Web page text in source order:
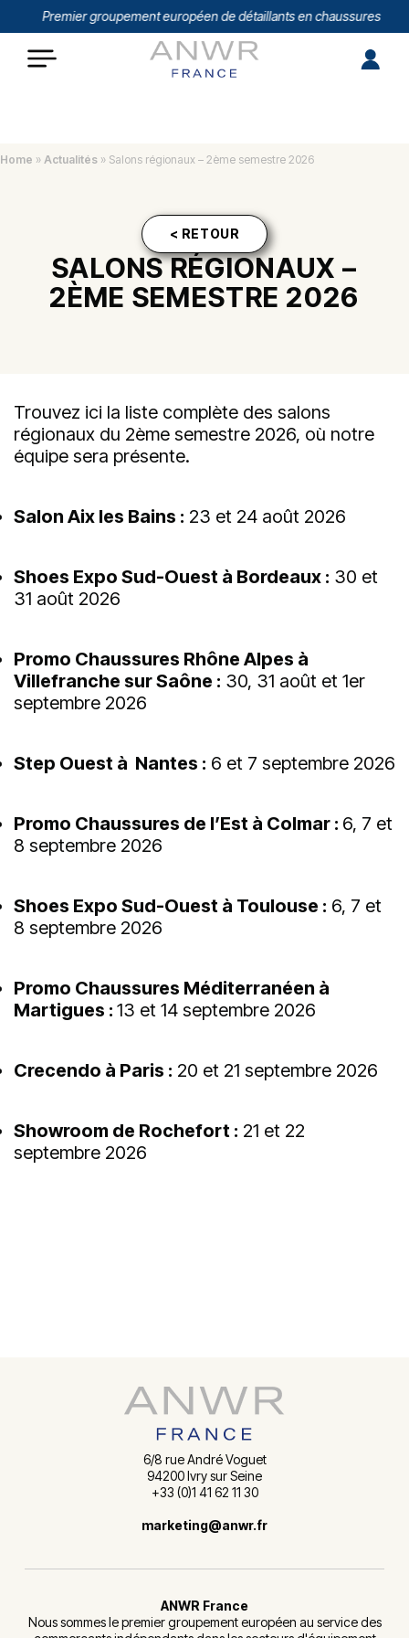
Premier groupement européen de détaillants en chaussures et
Home » Actualités » Salons régionaux – 2ème semestre 2026
< RETOUR
SALONS RÉGIONAUX –
2ÈME SEMESTRE 2026
Trouvez ici la liste complète des salons
régionaux du 2ème semestre 2026, où notre
équipe sera présente.
Salon Aix les Bains : 23 et 24 août 2026
Shoes Expo Sud-Ouest à Bordeaux : 30 et
31 août 2026
Promo Chaussures Rhône Alpes à
Villefranche sur Saône : 30, 31 août et 1er
septembre 2026
Step Ouest à Nantes : 6 et 7 septembre 2026
Promo Chaussures de l’Est à Colmar : 6, 7 et
8 septembre 2026
Shoes Expo Sud-Ouest à Toulouse : 6, 7 et
8 septembre 2026
Promo Chaussures Méditerranéen à
Martigues : 13 et 14 septembre 2026
Crecendo à Paris : 20 et 21 septembre 2026
Showroom de Rochefort : 21 et 22
septembre 2026
6/8 rue André Voguet
94200 Ivry sur Seine
+33 (0)1 41 62 11 30
marketing@anwr.fr
ANWR France
Nous sommes le premier groupement européen au service des